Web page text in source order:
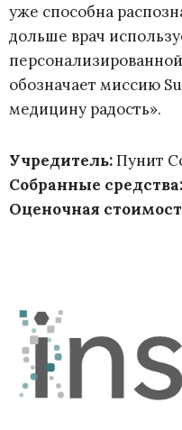
уже способна
дольше врач
обозначает миссию
медицину радость».
Учредитель:Пунит
Собранные средства:
Оценочная